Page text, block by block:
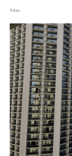
94m